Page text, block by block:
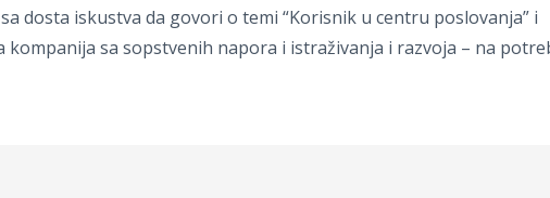
dosta iskustva da govori o temi “Korisnik u centru poslovanja” i
sa sopstvenih napora i istraživanja i razvoja – na